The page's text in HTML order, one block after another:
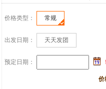
价格类型： 常规
出发日期： 天天发团
预定日期：
价